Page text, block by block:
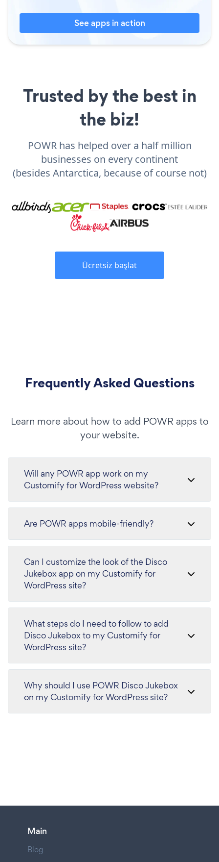
See apps in action
Trusted by the best in
the biz!
POWR has helped over a half million
businesses on every continent
(besides Antarctica, because of course not)
Ücretsiz başlat
Frequently Asked Questions
Learn more about how to add POWR apps to
your website.
Will any POWR app work on my
Customify for WordPress website?
Are POWR apps mobile-friendly?
Can I customize the look of the Disco
Jukebox app on my Customify for
WordPress site?
What steps do I need to follow to add
Disco Jukebox to my Customify for
WordPress site?
Why should I use POWR Disco Jukebox
on my Customify for WordPress site?
Main
Blog